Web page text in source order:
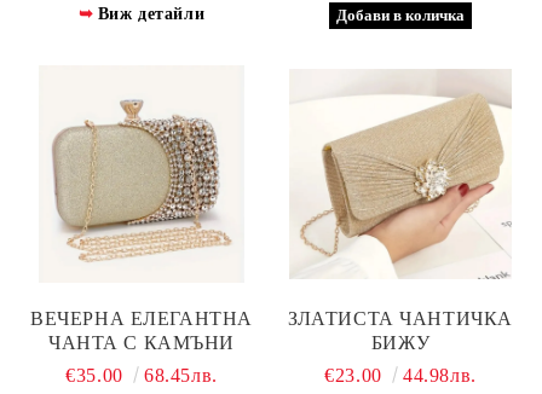
Виж детайли
ВЕЧЕРНА ЕЛЕГАНТНА
ЧАНТА С КАМЪНИ
€35.00
68.45лв.
ЗЛАТИСТА ЧАНТИЧКА
БИЖУ
€23.00
44.98лв.